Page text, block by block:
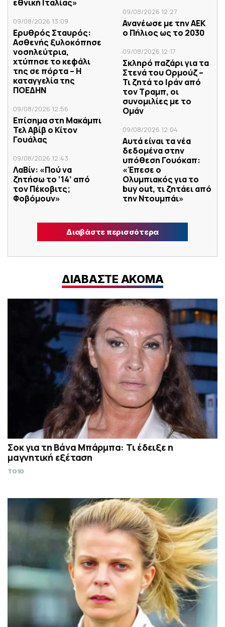
εθνική Ιταλίας»
09/08/2026 13:09
Ερυθρός Σταυρός:
Ασθενής ξυλοκόπησε
νοσηλεύτρια,
χτύπησε το κεφάλι
της σε πόρτα – Η
καταγγελία της
ΠΟΕΔΗΝ
09/08/2026 12:56
Επίσημα στη Μακάμπι
Τελ Αβίβ ο Κίτον
Γουάλας
09/08/2026 12:43
ΛαΒίν: «Πού να
ζητήσω το ‘14’ από
τον Πέκοβιτς;
Φοβόμουν»
09/08/2026 12:27
Ανανέωσε με την ΑΕΚ
ο Πήλιος ως το 2030
09/08/2026 12:17
Σκληρό παζάρι για τα
Στενά του Ορμούζ –
Τι ζητά το Ιράν από
τον Τραμπ, οι
συνομιλίες με το
Ομάν
09/08/2026 12:04
Αυτά είναι τα νέα
δεδομένα στην
υπόθεση Γουόκαπ:
«Έπεσε ο
Ολυμπιακός για το
buy out, τι ζητάει από
την Ντουμπάι»
Διαβάστε περισσότερα
ΔΙΑΒΑΣΤΕ ΑΚΟΜΑ
Σoκ για τη Βάνα Μπάρμπα: Τι έδειξε η
μαγνητική εξέταση
TO10